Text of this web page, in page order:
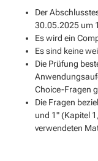
Der
30.05.2025 um
Es wird ein
Es sind keine
Die Prüfung
Choice-Fragen
Die Fragen
und 1" (Kapitel
verwendeten